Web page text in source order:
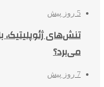
5 روز پیش
تنش‌های ژئوپلیتیک،
می‌برد؟
7 روز پیش